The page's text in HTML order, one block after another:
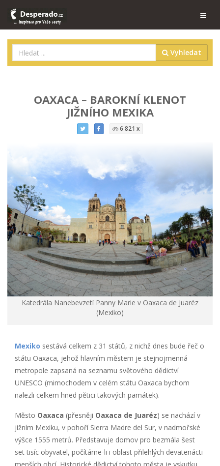
Vyhledat
OAXACA – BAROKNÍ KLENOT
JIŽNÍHO MEXIKA
6 821 x
Katedrála Nanebevzetí Panny Marie v Oaxaca de Juaréz
(Mexiko)
Mexiko sestává celkem z 31 států, z nichž dnes bude řeč o
státu Oaxaca, jehož hlavním městem je stejnojmenná
metropole zapsaná na seznamu světového dědictví
UNESCO (mimochodem v celém státu Oaxaca bychom
nalezli celkem hned pětici takových památek).
Město Oaxaca (přesněji Oaxaca de Juaréz) se nachází v
jižním Mexiku, v pohoří Sierra Madre del Sur, v nadmořské
výšce 1555 metrů. Představuje domov pro bezmála šest
set tisíc obyvatel, počítáme-li i oblast přilehlých devatenácti